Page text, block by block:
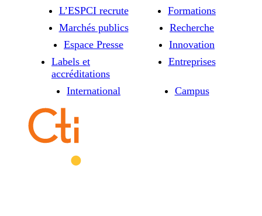
L’ESPCI recrute
Formations
Marchés publics
Recherche
Espace Presse
Innovation
Labels et
accréditations
Entreprises
International Campus